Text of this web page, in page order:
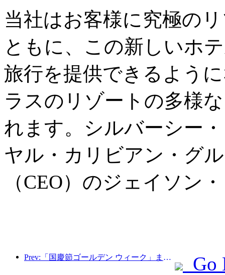
当社はお客様に究極の
ともに、この新しいホ
旅行を提供できるよう
ラスのリゾートの多様
れます。シルバーシー
ヤル・カリビアン・グ
（CEO）のジェイソン
Prev:「国慶節ゴールデン ウィーク」まであと 7 日となり、予約が入ってきています。ホテルと B&B の予約は同様に人気があり、建国記念日の平均予約率はそれぞれ 24.97% と 24.49% です。注文が入った9月23日時点で「国慶節期間中7日間連続満室」を達成した加盟店は57社、予約率80％以上の加盟店は2％、予約率8.3％以上の加盟店は8.3％だった。 60%。例年と比較して、今年の国慶節休暇の予約率は「予約して行く」の特徴を示しています。 9月30日に急成長期に入り、10月4日に急落した。 9
Go